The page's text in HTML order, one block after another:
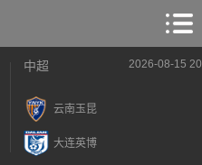
中超 2026-08-15
云南玉昆
大连英博